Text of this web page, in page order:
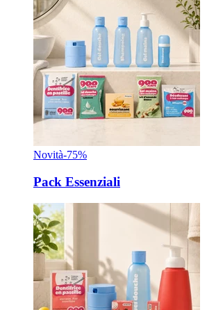
Novità-75%
Pack Essenziali